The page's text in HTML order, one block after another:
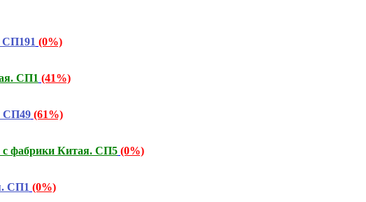
(0%)
СП1 (41%)
СП49 (61%)
фабрики Китая. СП5 (0%)
СП1 (0%)